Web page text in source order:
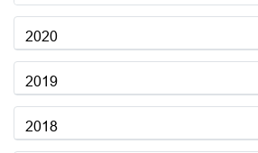
2020
2019
2018